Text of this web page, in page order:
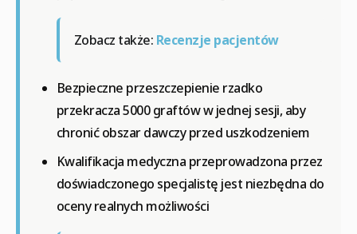
Zobacz także: Recenzje pacjentów
Bezpieczne przeszczepienie rzadko
przekracza 5000 graftów w jednej sesji, aby
chronić obszar dawczy przed uszkodzeniem
Kwalifikacja medyczna przeprowadzona przez
doświadczonego specjalistę jest niezbędna do
oceny realnych możliwości